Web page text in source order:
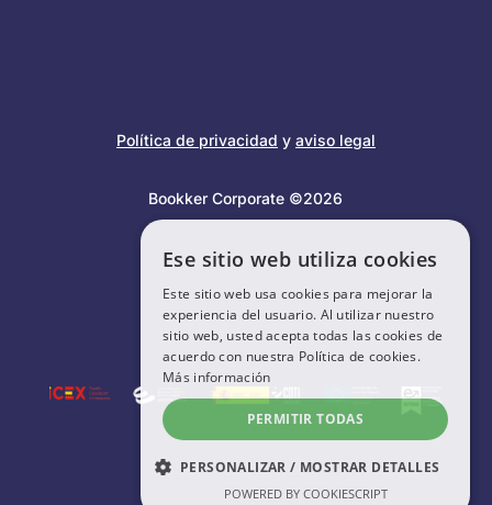
Política de privacidad y aviso legal
Bookker Corporate ©2026
Ese sitio web utiliza cookies
Este sitio web usa cookies para mejorar la
experiencia del usuario. Al utilizar nuestro
sitio web, usted acepta todas las cookies de
acuerdo con nuestra Política de cookies.
Más información
PERMITIR TODAS
PERSONALIZAR / MOSTRAR DETALLES
POWERED BY COOKIESCRIPT